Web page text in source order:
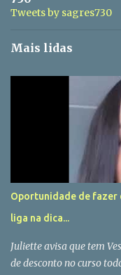
Tweets by sagres730
Mais lidas
Oportunidade de fazer
liga na dica...
Juliette avisa que tem
de desconto no curso